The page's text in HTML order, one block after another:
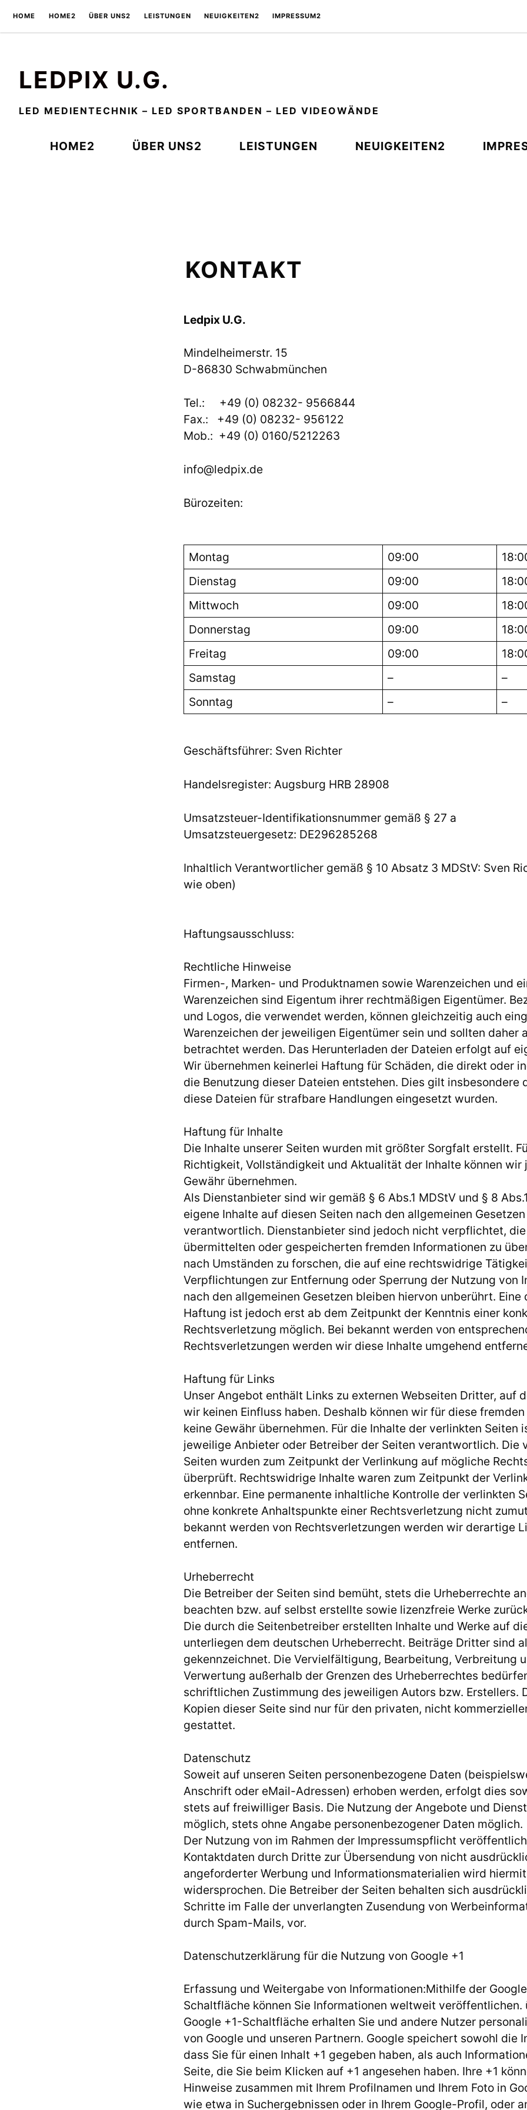
Inhalt
springen
HOME HOME2 ÜBER UNS2 LEISTUNGEN NEUIGKEITEN2 IMPRESSUM2
LEDPIX U.G.
LED MEDIENTECHNIK – LED SPORTBANDEN – LED VIDEOWÄNDE
HOME2 ÜBER UNS2 LEISTUNGEN NEUIGKEITEN2
KONTAKT
Ledpix U.G.
Mindelheimerstr. 15
D-86830 Schwabmünchen
Tel.: +49 (0) 08232- 9566844
Fax.: +49 (0) 08232- 956122
Mob.: +49 (0) 0160/5212263
info@ledpix.de
Bürozeiten:
Montag 09:00
Dienstag
09:00
Mittwoch
09:00
Donnerstag
09:00
Freitag
09:00
Samstag
–
–
Sonntag
– –
Geschäftsführer: Sven Richter
Handelsregister: Augsburg HRB 28908
Umsatzsteuer-Identifikationsnummer gemäß § 27 a
Umsatzsteuergesetz: DE296285268
Inhaltlich Verantwortlicher gemäß § 10 Absatz 3 MDStV: Sven
wie oben)
Haftungsausschluss:
Rechtliche Hinweise
Firmen-, Marken- und Produktnamen sowie Warenzeichen und
Warenzeichen sind Eigentum ihrer rechtmäßigen Eigentümer.
und Logos, die verwendet werden, können gleichzeitig auch
Warenzeichen der jeweiligen Eigentümer sein und sollten daher
betrachtet werden. Das Herunterladen der Dateien erfolgt auf
Wir übernehmen keinerlei Haftung für Schäden, die direkt oder
die Benutzung dieser Dateien entstehen. Dies gilt insbesondere
diese Dateien für strafbare Handlungen eingesetzt wurden.
Haftung für Inhalte
Die Inhalte unserer Seiten wurden mit größter Sorgfalt erstellt.
Richtigkeit, Vollständigkeit und Aktualität der Inhalte können wir
Gewähr übernehmen.
Als Dienstanbieter sind wir gemäß § 6 Abs.1 MDStV und § 8
eigene Inhalte auf diesen Seiten nach den allgemeinen Gesetzen
verantwortlich. Dienstanbieter sind jedoch nicht verpflichtet, die
übermittelten oder gespeicherten fremden Informationen zu
nach Umständen zu forschen, die auf eine rechtswidrige
Verpflichtungen zur Entfernung oder Sperrung der Nutzung von
nach den allgemeinen Gesetzen bleiben hiervon unberührt.
Haftung ist jedoch erst ab dem Zeitpunkt der Kenntnis einer
Rechtsverletzung möglich. Bei bekannt werden von
Rechtsverletzungen werden wir diese Inhalte umgehend
Haftung für Links
Unser Angebot enthält Links zu externen Webseiten Dritter, auf
wir keinen Einfluss haben. Deshalb können wir für diese
keine Gewähr übernehmen. Für die Inhalte der verlinkten Seiten
jeweilige Anbieter oder Betreiber der Seiten verantwortlich. Die
Seiten wurden zum Zeitpunkt der Verlinkung auf mögliche
überprüft. Rechtswidrige Inhalte waren zum Zeitpunkt der
erkennbar. Eine permanente inhaltliche Kontrolle der verlinkten
ohne konkrete Anhaltspunkte einer Rechtsverletzung nicht
bekannt werden von Rechtsverletzungen werden wir derartige
entfernen.
Urheberrecht
Die Betreiber der Seiten sind bemüht, stets die Urheberrechte
beachten bzw. auf selbst erstellte sowie lizenzfreie Werke
Die durch die Seitenbetreiber erstellten Inhalte und Werke auf
unterliegen dem deutschen Urheberrecht. Beiträge Dritter sind
gekennzeichnet. Die Vervielfältigung, Bearbeitung, Verbreitung
Verwertung außerhalb der Grenzen des Urheberrechtes
schriftlichen Zustimmung des jeweiligen Autors bzw. Erstellers.
Kopien dieser Seite sind nur für den privaten, nicht
gestattet.
Datenschutz
Soweit auf unseren Seiten personenbezogene Daten
Anschrift oder eMail-Adressen) erhoben werden, erfolgt dies
stets auf freiwilliger Basis. Die Nutzung der Angebote und
möglich, stets ohne Angabe personenbezogener Daten möglich.
Der Nutzung von im Rahmen der Impressumspflicht
Kontaktdaten durch Dritte zur Übersendung von nicht
angeforderter Werbung und Informationsmaterialien wird
widersprochen. Die Betreiber der Seiten behalten sich
Schritte im Falle der unverlangten Zusendung von
durch Spam-Mails, vor.
Datenschutzerklärung für die Nutzung von Google +1
Erfassung und Weitergabe von Informationen:Mithilfe der
Schaltfläche können Sie Informationen weltweit veröffentlichen.
Google +1-Schaltfläche erhalten Sie und andere Nutzer
von Google und unseren Partnern. Google speichert sowohl die
dass Sie für einen Inhalt +1 gegeben haben, als auch
Seite, die Sie beim Klicken auf +1 angesehen haben. Ihre +1
Hinweise zusammen mit Ihrem Profilnamen und Ihrem Foto in
wie etwa in Suchergebnissen oder in Ihrem Google-Profil, oder